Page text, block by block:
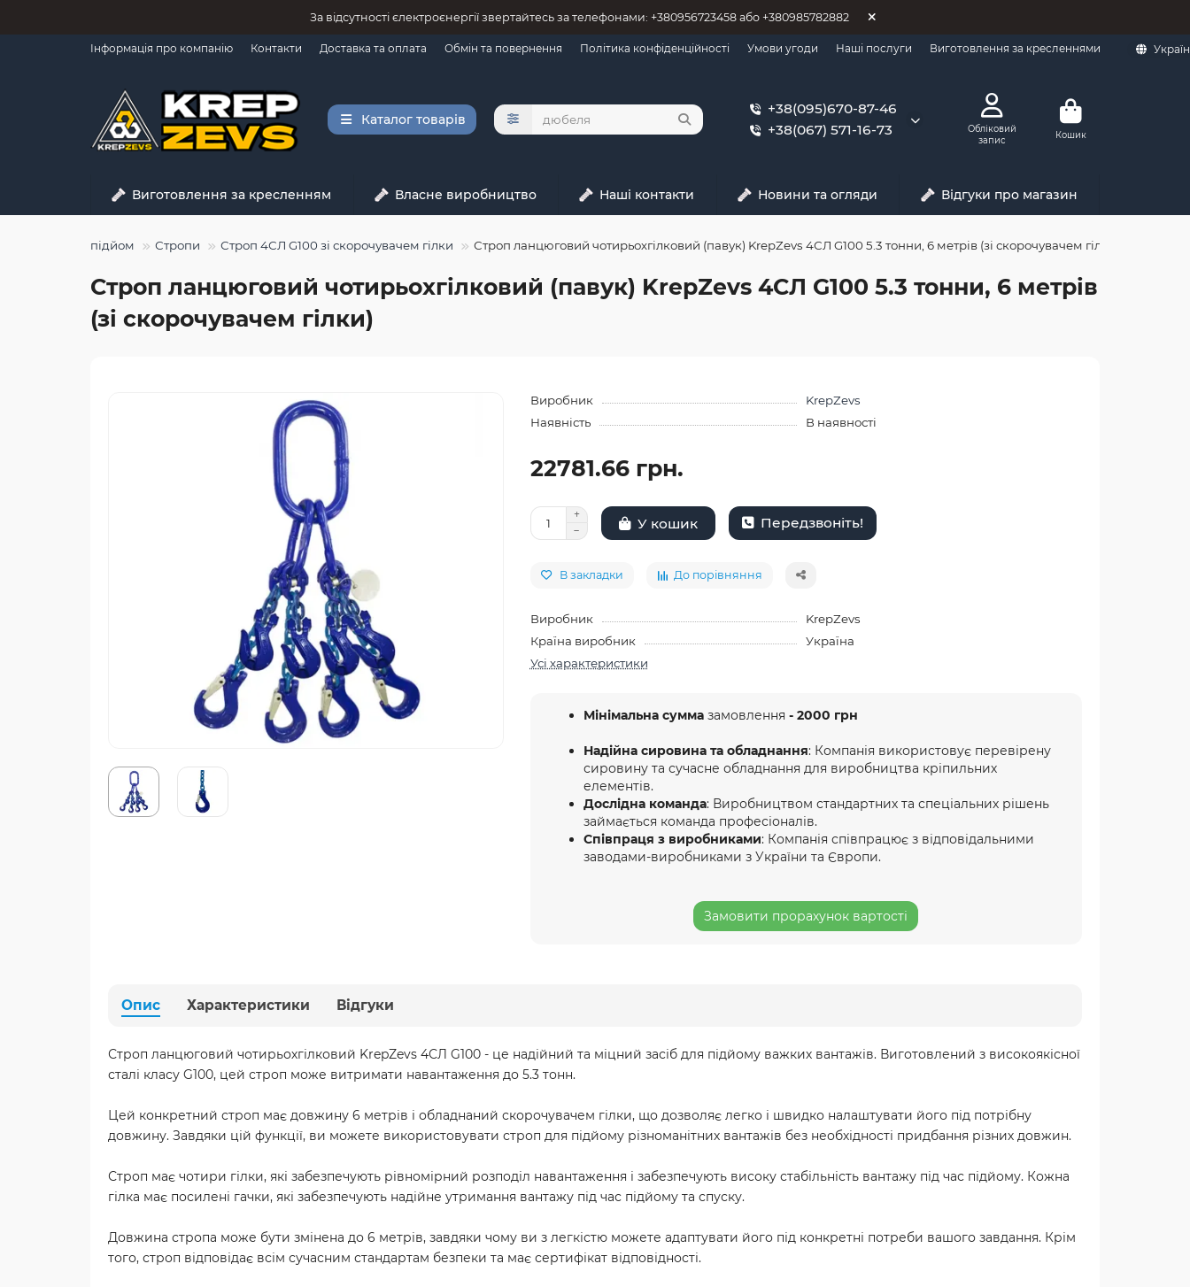
За відсутності єлектроєнергії звертайтесь за телефонами: +380956723458 або +380985782882
Інформація про компанію Контакти Доставка та оплата Обмін та повернення Політика конфіденційності Умови угоди Наші послуги Виготовлення за кресленнями
Каталог товарів
+38(095)670-87-46
+38(067) 571-16-73
Обліковий
запис
Кошик
Виготовлення за кресленням Власне виробництво Наші контакти Новини та огляди Відгуки про магазин
Вантажопідйом Стропи Строп 4СЛ G100 зі скорочувачем гілки Строп ланцюговий чотирьохгілковий (павук) KrepZevs 4СЛ G100 5.3 тонни, 6 метрів (зі скорочувачем гілки)
Строп ланцюговий чотирьохгілковий (павук) KrepZevs 4СЛ G100 5.3 тонни, 6 метрів
(зі скорочувачем гілки)
Виробник
KrepZevs
Наявність
В наявності
22781.66 грн.
У кошик Передзвоніть!
В закладки До порівняння
Виробник
KrepZevs
Країна виробник
Україна
Усі характеристики
Мінімальна сумма замовлення - 2000 грн
Надійна сировина та обладнання: Компанія використовує перевірену
сировину та сучасне обладнання для виробництва кріпильних
елементів.
Дослідна команда: Виробництвом стандартних та спеціальних рішень
займається команда професіоналів.
Співпраця з виробниками: Компанія співпрацює з відповідальними
заводами-виробниками з України та Європи.
Замовити прорахунок вартості
Опис Характеристики Відгуки
Строп ланцюговий чотирьохгілковий KrepZevs 4СЛ G100 - це надійний та міцний засіб для підйому важких вантажів. Виготовлений з високоякісної
сталі класу G100, цей строп може витримати навантаження до 5.3 тонн.
Цей конкретний строп має довжину 6 метрів і обладнаний скорочувачем гілки, що дозволяє легко і швидко налаштувати його під потрібну
довжину. Завдяки цій функції, ви можете використовувати строп для підйому різноманітних вантажів без необхідності придбання різних довжин.
Строп має чотири гілки, які забезпечують рівномірний розподіл навантаження і забезпечують високу стабільність вантажу під час підйому. Кожна
гілка має посилені гачки, які забезпечують надійне утримання вантажу під час підйому та спуску.
Довжина стропа може бути змінена до 6 метрів, завдяки чому ви з легкістю можете адаптувати його під конкретні потреби вашого завдання. Крім
того, строп відповідає всім сучасним стандартам безпеки та має сертифікат відповідності.